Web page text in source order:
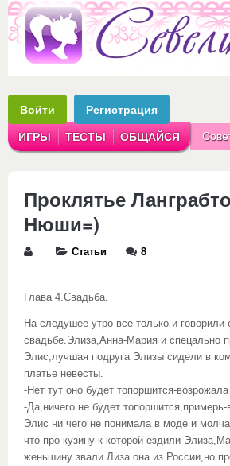
Войти Регистрация
ИГРЫ ТЕСТЫ ОБЩАЙСЯ
Проклятье
Нюши=)
Статьи 8
Глава 4.Свадьба.
На следушее утро все только и говорили
свадьбе.Элиза,Анна-Мария и спецально
Элис,лучшая подруга Элизы сидели в
платье невесты.
-Нет тут оно будет топоршится-возрожала
-Да,ничего не будет
Элис ни чего не понимала в моде и
что про кузину к которой ездили
женьшину звали Лиза.она из России,но